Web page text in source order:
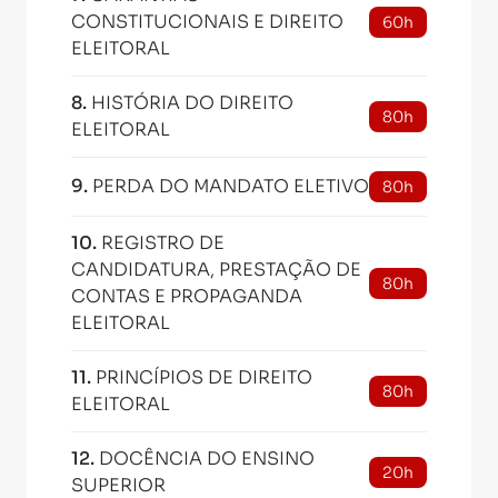
CONSTITUCIONAIS E DIREITO
ELEITORAL
60h
8. HISTÓRIA DO DIREITO
ELEITORAL
80h
9. PERDA DO MANDATO ELETIVO 80h
10. REGISTRO DE
CANDIDATURA, PRESTAÇÃO DE
CONTAS E PROPAGANDA
ELEITORAL
80h
11. PRINCÍPIOS DE DIREITO
ELEITORAL
80h
12. DOCÊNCIA DO ENSINO
SUPERIOR
20h